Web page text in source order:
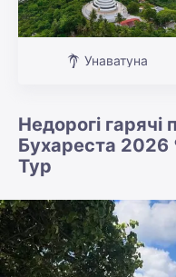
Унаватуна
Недорогі гарячі
Бухареста
Тур